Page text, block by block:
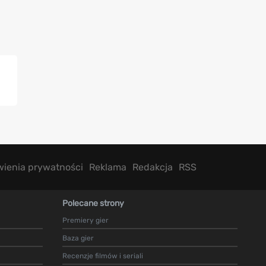
prywatności Reklama Redakcja RSS
Polecane strony
Premiery gier
Baza gier
Recenzje filmów i seriali